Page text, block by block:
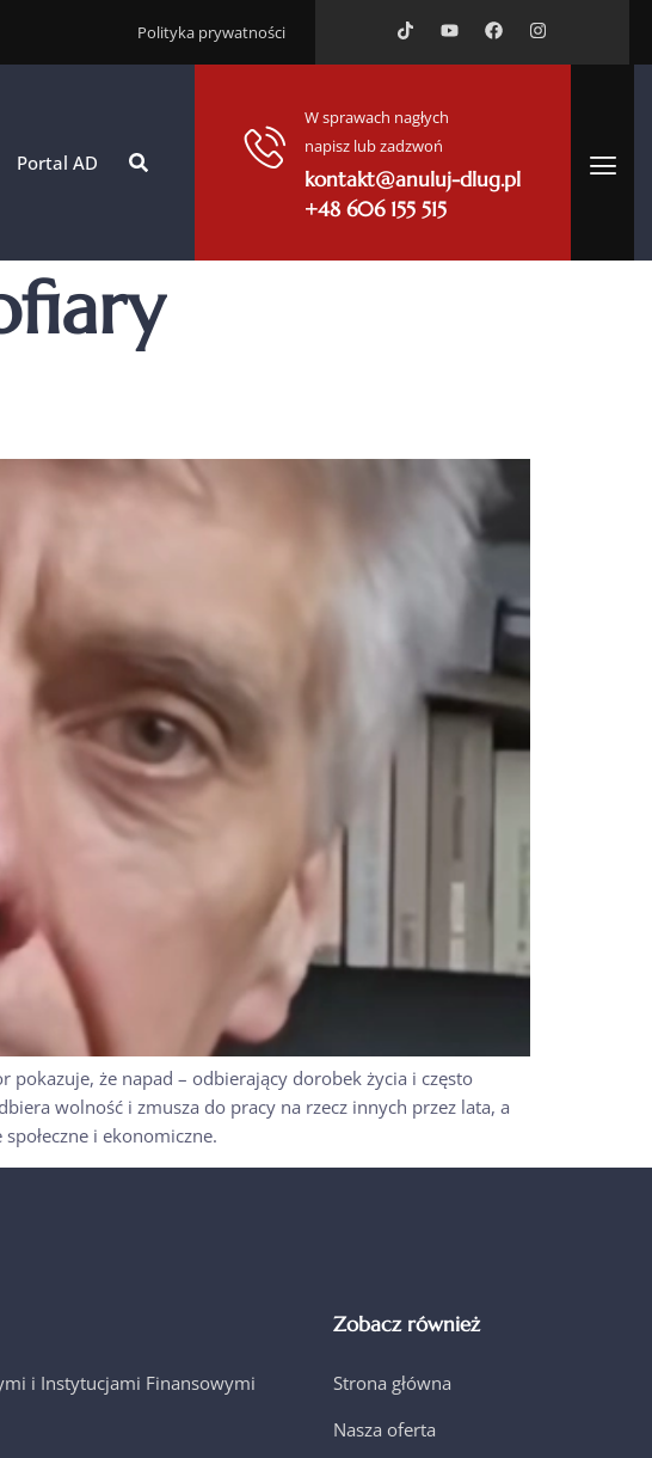
Polityka prywatności
Portal AD
W sprawach nagłych
napisz lub zadzwoń
kontakt@anuluj-dlug.pl
+48 606 155 515
że napad – odbierający dorobek życia i często
wolność i zmusza do pracy na rzecz innych przez lata, a
i ekonomiczne.
i Instytucjami Finansowymi
Zobacz również
Strona główna
Nasza oferta